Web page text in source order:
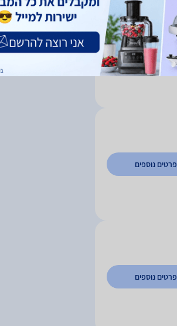
פרטים נוספים
פרטים נוספים
פרטים נוספים